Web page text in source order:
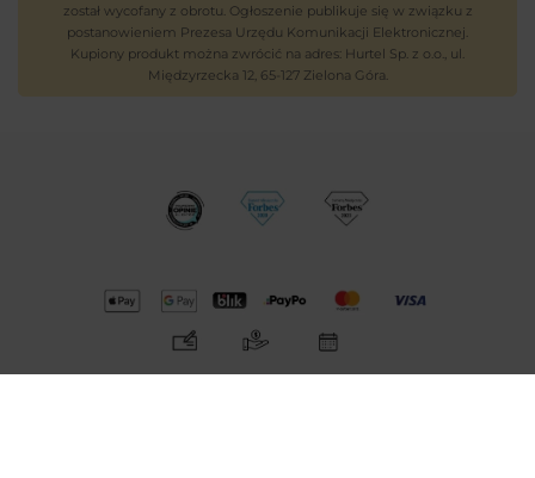
został wycofany z obrotu. Ogłoszenie publikuje się w związku z
postanowieniem Prezesa Urzędu Komunikacji Elektronicznej.
Kupiony produkt można zwrócić na adres: Hurtel Sp. z o.o., ul.
Międzyrzecka 12, 65-127 Zielona Góra.